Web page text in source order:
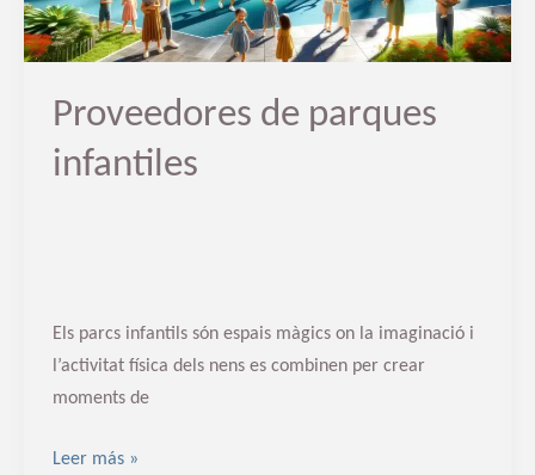
Proveedores de parques
infantiles
Els parcs infantils són espais màgics on la imaginació i
l’activitat física dels nens es combinen per crear
moments de
Leer más »